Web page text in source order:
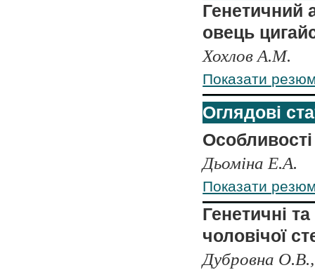
Генетичний
овець
Хохлов А.М.
Показати
Оглядові
Дьоміна Е.А.
Показати
Генетичні
чоловічої
Дубровна О.В.,